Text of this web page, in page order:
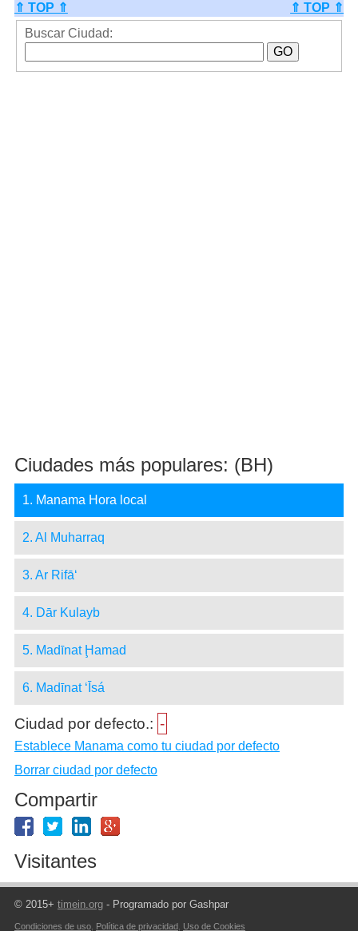
⇑ TOP ⇑
⇑ TOP ⇑
Buscar Ciudad:
Ciudades más populares: (BH)
1. Manama Hora local
2. Al Muharraq
3. Ar Rifā‘
4. Dār Kulayb
5. Madīnat Ḩamad
6. Madīnat ‘Īsá
Ciudad por defecto.: -
Establece Manama como tu ciudad por defecto
Borrar ciudad por defecto
Compartir
Visitantes
© 2015+ timein.org- Programado por Gashpar
Condiciones de uso, Política de privacidad Uso de Cookies